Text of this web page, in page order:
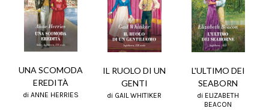
UNA SCOMODA
EREDITÀ
di ANNE HERRIES
IL RUOLO DI UN
GENTI
di GAIL WHITIKER
L'ULTIMO DEI
SEABORN
di ELIZABETH
BEACON